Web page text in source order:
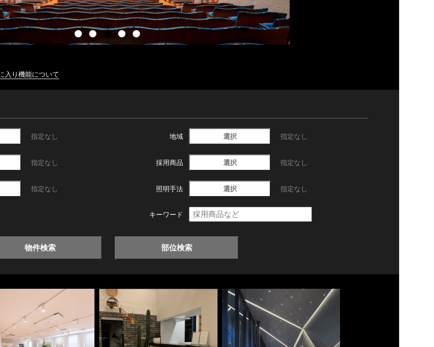
入り機能について
指定なし 地域 選択 指定なし
指定なし 採用商品 選択 指定なし
指定なし 照明手法 選択 指定なし
キーワード
物件検索 部位検索